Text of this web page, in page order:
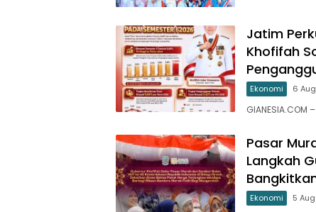
Jatim
Khofifah
Ekonomi 6
GIANESIA.COM
Pasar
Langkah
Ekonomi 5